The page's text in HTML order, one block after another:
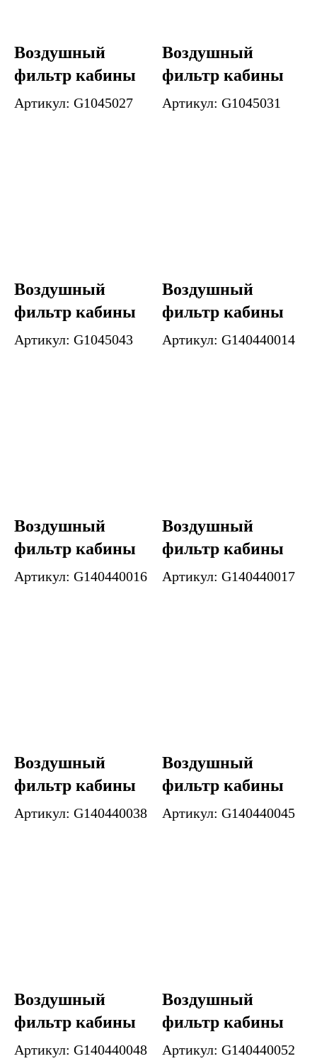
Воздушный
фильтр кабины
Артикул: G1045027
Воздушный
фильтр кабины
Артикул: G1045031
Воздушный
фильтр кабины
Артикул: G1045043
Воздушный
фильтр кабины
Артикул: G140440014
Воздушный
фильтр кабины
Артикул: G140440016
Воздушный
фильтр кабины
Артикул: G140440017
Воздушный
фильтр кабины
Артикул: G140440038
Воздушный
фильтр кабины
Артикул: G140440045
Воздушный
фильтр кабины
Артикул: G140440048
Воздушный
фильтр кабины
Артикул: G140440052